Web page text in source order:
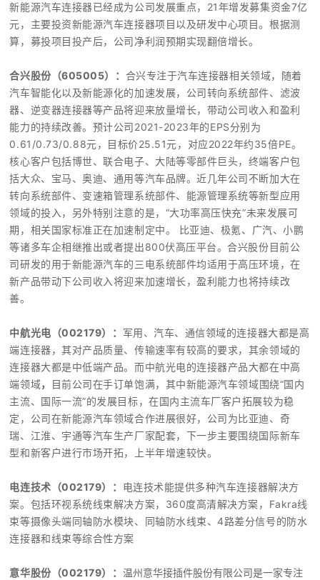
新能源汽车连接器已经成为公司发展重点，21年增发募集资金7亿
元，主要投资新能源汽车连接器项目以及研发中心项目。根据测
算，募投项目投产后，公司净利润预期实现翻倍增长。
合兴股份（605005）： 合兴专注于汽车连接器相关领域，随着
汽车智能化以及新能源化的加速发展，公司转向系统部件、滤波
器、逆变器连接器等产品将迎来放量增长，带动公司收入和盈利
能力的持续改善。 预计公司2021-2023年的EPS分别为
0.61/0.73/0.88元，目标价25.51元，对应2022年约35倍PE。
核心客户包括博世、联合电子、大陆等零部件巨头，终端客户包
括大众、宝马、奥迪、通用等汽车品牌。近几年公司不断加大在
转向系统部件、变速箱管理系统部件、能源管理系统等新型应用
领域的投入，另外特别注意的是， “大功率高压快充”未来发展可
期，相关国家标准正在加速制定中。
比亚迪、极氪、广汽、小鹏
等诸多车企相继推出或者提出800伏高压平台。合兴股份目前公
司研发的用于新能源汽车的三电系统部件均适用于高压环境，在
新产品带动下公司收入将迎来加速增长，盈利能力也将持续改
善。
中航光电（002179） ： 军用、汽车、通信领域的连接器大都是高
端连接器，其对产品质量、传输速率有较高的要求，其余领域的
连接器大都是中低端产品。而中航光电的连接器产品大都在中高
端领域，
目前公司在手订单饱满，其中新能源汽车领域围绕“国内
主流、国际一流”的发展目标，在国内主流车厂客户拓展较为稳
定，公司在新能源汽车领域合作进展很好，公司为比亚迪、奇
瑞、江淮、宇通等汽车生产厂家配套，下一步主要围绕国际新车
型和新客户进行市场开拓，上半年增速较快。
电连技术（002179） ： 电连技术能提供多种汽车连接器解决方
案。包括环视系统线束解决方案，360度高清解决方案，Fakra线
束等摄像头端同轴防水模块、同轴防水线束、4路差分信号的防水
连接器和线束等综合性方案
意华股份 （002179） ： 温州意华接插件股份有限公司是一家专注